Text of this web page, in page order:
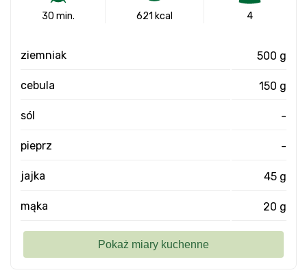
30 min. 621 kcal 4
ziemniak 500 g
cebula 150 g
sól -
pieprz -
jajka 45 g
mąka 20 g